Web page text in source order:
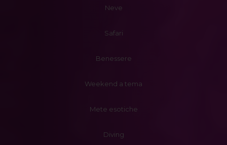
Neve
Safari
Benessere
Weekend a tema
Mete esotiche
Diving